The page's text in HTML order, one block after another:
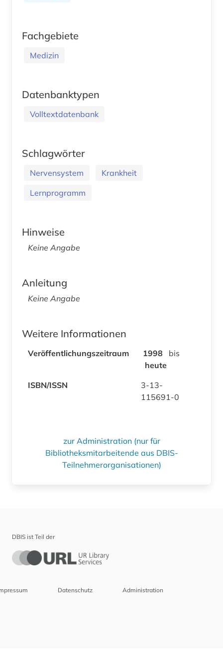
Fachgebiete
Medizin
Datenbanktypen
Volltextdatenbank
Schlagwörter
Nervensystem
Krankheit
Lernprogramm
Hinweise
Keine Angabe
Anleitung
Keine Angabe
Weitere Informationen
Veröffentlichungszeitraum 1998
bis
heute
ISBN/ISSN
3-13-
115691-0
zur Administration (nur für
Bibliotheksmitarbeitende aus DBIS-
Teilnehmerorganisationen)
DBIS ist Teil der
Datenschutz Administration